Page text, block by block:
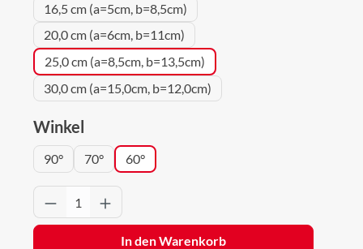
16,5 cm (a=5cm, b=8,5cm)
20,0 cm (a=6cm, b=11cm)
25,0 cm (a=8,5cm, b=13,5cm)
30,0 cm (a=15,0cm, b=12,0cm)
Winkel
90° 70° 60°
Produkt Anzahl: Gib den gewünschten
In den Warenkorb